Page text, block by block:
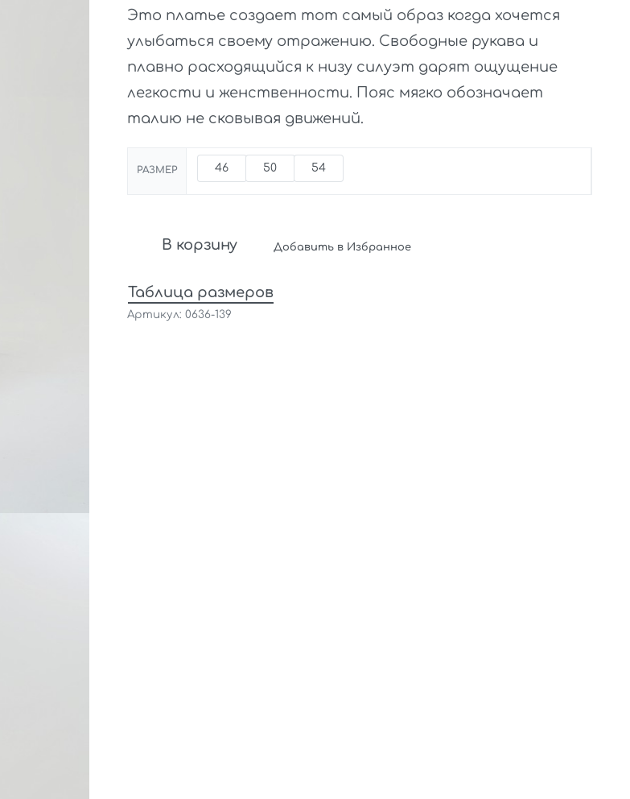
Это платье создает тот самый образ когда хочется
улыбаться своему отражению. Свободные рукава и
плавно расходящийся к низу силуэт дарят ощущение
легкости и женственности. Пояс мягко обозначает
талию не сковывая движений.
РАЗМЕР 46 50 54
В корзину Добавить в Избранное
Таблица размеров
0636-139